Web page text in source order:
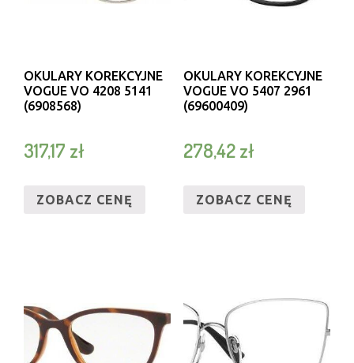
OKULARY KOREKCYJNE
VOGUE VO 4208 5141
(6908568)
317,17 zł
ZOBACZ CENĘ
OKULARY KOREKCYJNE
VOGUE VO 5407 2961
(69600409)
278,42zł
ZOBACZ CENĘ